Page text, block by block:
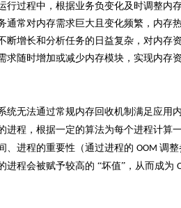
行过程中，根据业务负变化及时调整内
通常对内存需求巨大且变化频繁，内
断增长和分析任务的日益复杂，对内
求随时增加或减少内存模块，实现内存
统无法通过常规内存回收机制满足应用
进程，根据一定的算法为每个进程计算
、进程的重要性（通过进程的 OOM 调
进程会被赋予较高的 “坏值”，从而成为